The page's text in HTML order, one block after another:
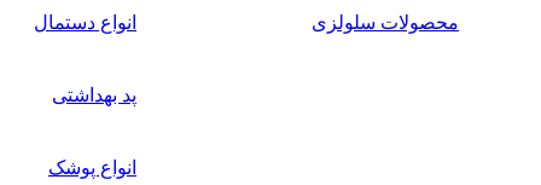
محصولات سلولزی انواع دستمال
پد بهداشتی
انواع پوشک